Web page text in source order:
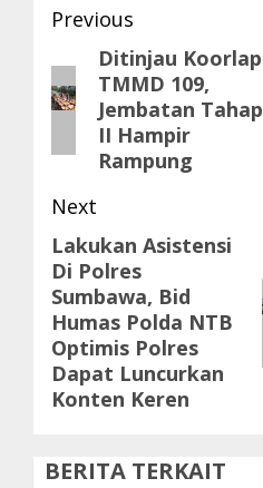
Post
navigation
Previous
Previous
post:
Ditinjau Koorlap
TMMD 109,
Jembatan Tahap
II Hampir
Rampung
Next
Next
post:
Lakukan Asistensi
Di Polres
Sumbawa, Bid
Humas Polda NTB
Optimis Polres
Dapat Luncurkan
Konten Keren
BERITA TERKAIT